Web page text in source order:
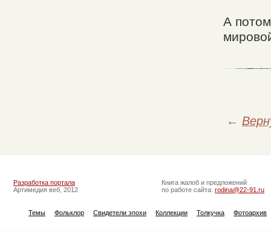
А
←
Разработка портала
Артимедия веб, 2012
Книга жалоб и предложений
по работе сайта: rodina@22-91.ru
Темы Фольклор Свидетели эпохи Коллекции Толкучка Фотоархив